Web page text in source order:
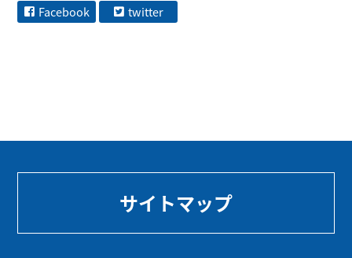
Facebook twitter
サイトマップ